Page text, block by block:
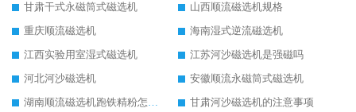
甘肃干式永磁筒式磁选机
山西顺流磁选机规格
重庆顺流磁选机
海南湿式逆流磁选机
江西实验用室湿式磁选机
江苏河沙磁选机是强磁吗
河北河沙磁选机
安徽顺流永磁筒式磁选机
湖南顺流磁选机跑铁精粉怎么处理
甘肃河沙磁选机的注意事项